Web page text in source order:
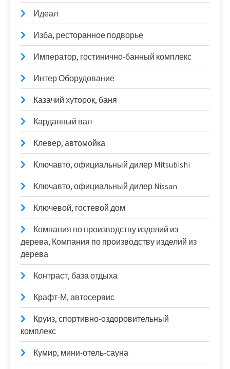
Идеал
Изба, ресторанное подворье
Император, гостинично-банный комплекс
Интер Оборудование
Казачий хуторок, баня
Карданный вал
Клевер, автомойка
Ключавто, официальный дилер Mitsubishi
Ключавто, официальный дилер Nissan
Ключевой, гостевой дом
Компания по производству изделий из
дерева, Компания по производству изделий из
дерева
Контраст, база отдыха
Крафт-М, автосервис
Круиз, спортивно-оздоровительный
комплекс
Кумир, мини-отель-сауна